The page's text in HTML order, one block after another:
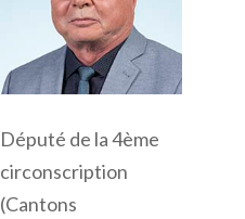
Député de la 4ème
circonscription
(Cantons